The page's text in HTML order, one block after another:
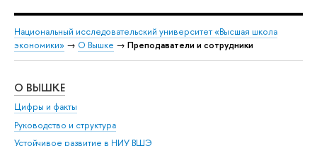
Национальный исследовательский университет «Высшая школа
экономики» → О Вышке → Преподаватели и сотрудники
О ВЫШКЕ
Цифры и факты
Руководство и структура
Устойчивое развитие в НИУ ВШЭ